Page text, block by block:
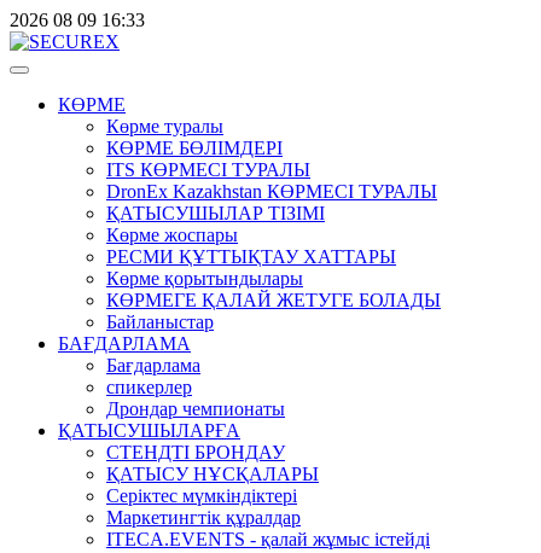
2026 08 09 16:33
КӨРМЕ
Көрме туралы
КӨРМЕ БӨЛІМДЕРІ
ITS КӨРМЕСІ ТУРАЛЫ
DronEx Kazakhstan КӨРМЕСІ ТУРАЛЫ
ҚАТЫСУШЫЛАР ТІЗІМІ
Көрме жоспары
РЕСМИ ҚҰТТЫҚТАУ ХАТТАРЫ
Көрме қорытындылары
КӨРМЕГЕ ҚАЛАЙ ЖЕТУГЕ БОЛАДЫ
Байланыстар
БАҒДАРЛАМА
Бағдарлама
спикерлер
Дрондар чемпионаты
ҚАТЫСУШЫЛАРҒА
СТЕНДТІ БРОНДАУ
ҚАТЫСУ НҰСҚАЛАРЫ
Серіктес мүмкіндіктері
Маркетингтік құралдар
ITECA.EVENTS - қалай жұмыс істейді